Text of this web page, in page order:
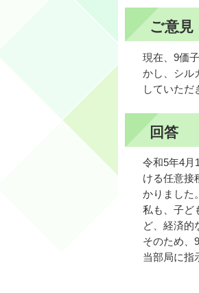
ご意見
現在、9価
かし、シル
していただ
回答
令和5年4月
ける任意接
かりました。
私も、子ど
ど、経済的
そのため、
当部局に指